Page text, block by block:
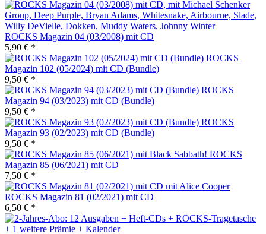
ROCKS Magazin 04 (03/2008) mit CD
5,90 € *
ROCKS
Magazin 102 (05/2024) mit CD (Bundle)
9,50 € *
ROCKS
Magazin 94 (03/2023) mit CD (Bundle)
9,50 € *
ROCKS
Magazin 93 (02/2023) mit CD (Bundle)
9,50 € *
ROCKS
Magazin 85 (06/2021) mit CD
7,50 € *
ROCKS Magazin 81 (02/2021) mit CD
6,50 € *